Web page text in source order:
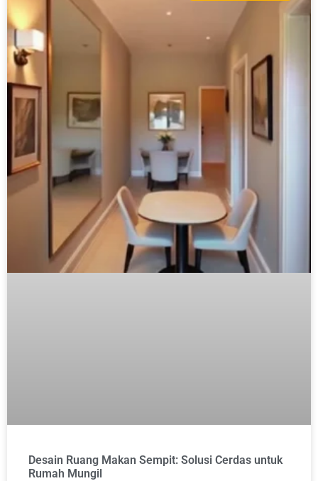
Desain Ruang Makan Sempit: Solusi Cerdas untuk
Rumah Mungil